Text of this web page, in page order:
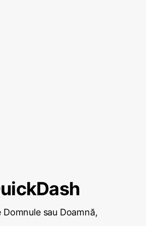
Domnule sau Doamnă,